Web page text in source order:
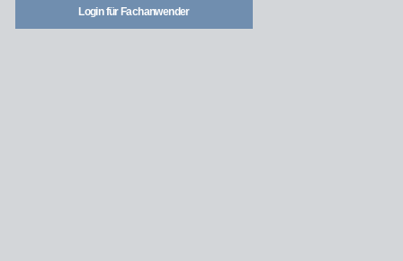
Login für Fachanwender